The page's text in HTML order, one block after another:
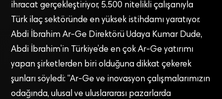
ihracat gerçekleştiriyor, 5.500 nitelikli çalışanıyla
Türk ilaç sektöründe en yüksek istihdamı yaratıyor.
Abdi İbrahim Ar-Ge Direktörü Udaya Kumar Dude,
Abdi İbrahim’in Türkiye’de en çok Ar-Ge yatırımı
yapan şirketlerden biri olduğuna dikkat çekerek
şunları söyledi: “Ar-Ge ve inovasyon çalışmalarımızın
odağında, ulusal ve uluslararası pazarlarda